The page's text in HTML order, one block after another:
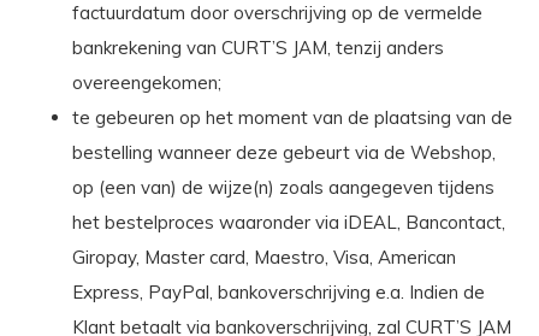
factuurdatum door overschrijving op de vermelde
bankrekening van CURT’S JAM, tenzij anders
overeengekomen;
te gebeuren op het moment van de plaatsing van de
bestelling wanneer deze gebeurt via de Webshop,
op (een van) de wijze(n) zoals aangegeven tijdens
het bestelproces waaronder via iDEAL, Bancontact,
Giropay, Master card, Maestro, Visa, American
Express, PayPal, bankoverschrijving e.a. Indien de
Klant betaalt via bankoverschrijving, zal CURT’S JAM